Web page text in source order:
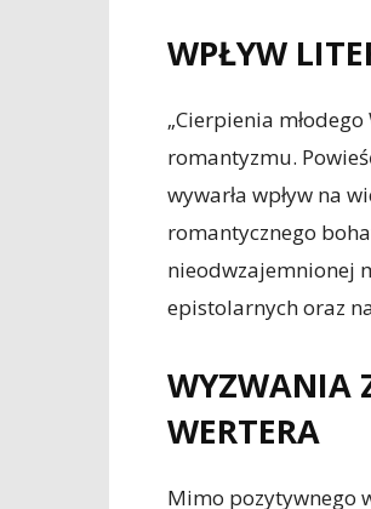
WPŁYW
„Cierpienia
romantyzmu.
wywarła wpływ na
romantycznego
nieodwzajemnionej
epistolarnych oraz
WYZWANIA
WERTERA
Mimo pozytywnego